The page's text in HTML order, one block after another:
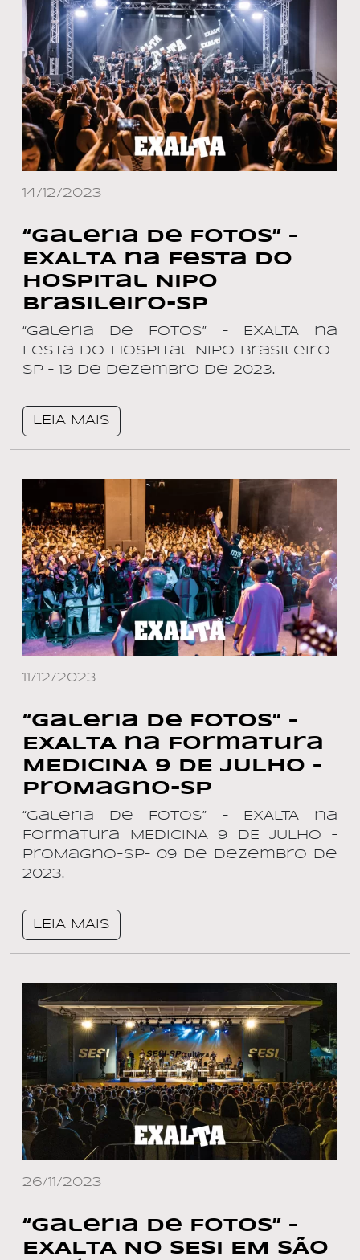
14/12/2023
“Galeria de Fotos” –
EXALTA na Festa do
Hospital Nipo
Brasileiro-SP
“Galeria de Fotos” – EXALTA na
Festa do Hospital Nipo Brasileiro-
SP – 13 de dezembro de 2023.
LEIA MAIS
11/12/2023
“Galeria de Fotos” –
EXALTA na Formatura
MEDICINA 9 DE JULHO –
ProMagno-SP
“Galeria de Fotos” – EXALTA na
Formatura MEDICINA 9 DE JULHO –
ProMagno-SP– 09 de dezembro de
2023.
LEIA MAIS
26/11/2023
“Galeria de Fotos” –
EXALTA NO SESI EM SÃO